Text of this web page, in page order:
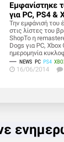
Εμφανίστηκε
για PC, PS4 &
Την εμφάνισή του
στις λίστες του
ShopTo η
Dogs για PC, Xbox
ημερομηνία
NEWS PC PS4
16/06/2014